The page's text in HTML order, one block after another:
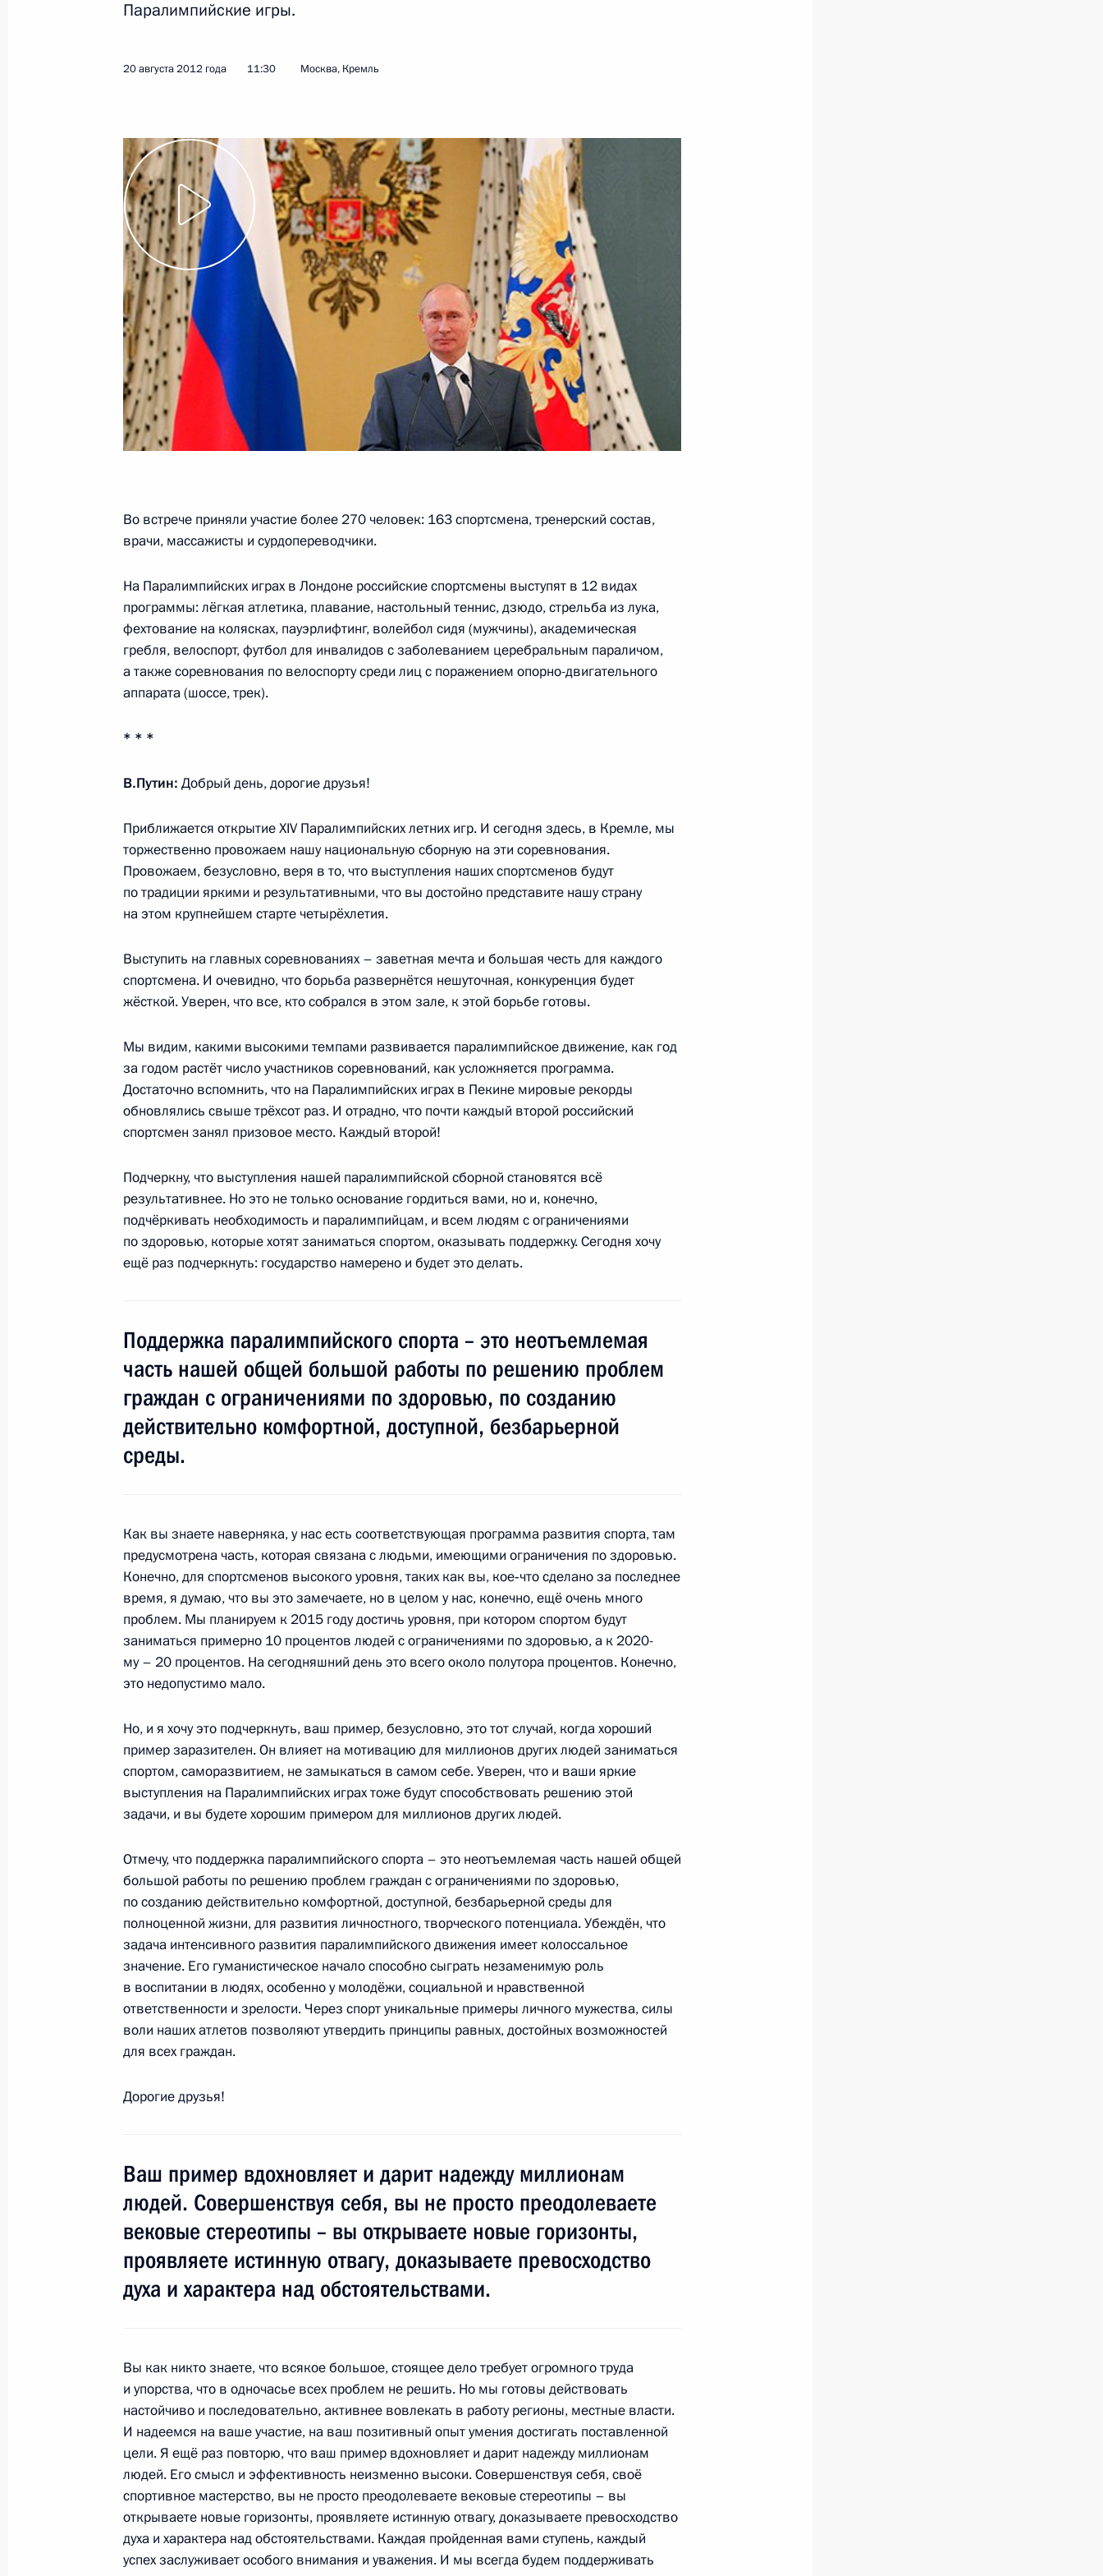
Рабочая встреча с Министром связи и массовых коммуникаций
Николаем Никифоровым
4 сентября 2012 года, 14:30 Московская область, Ново-Огарёво
Встреча с Главой Республики Марий Эл Леонидом Маркеловым
4 сентября 2012 года, 14:00 Московская область, Ново-Огарёво
3 сентября 2012 года, понедельник
Встреча с руководителями профсоюзных центров экономик –
членов АТЭС
3
2 сентября 2012 года, воскресенье
Торжества по случаю 200-летия Бородинского сражения
2 сентября 2012 года, 15:30 Московская область, Бородино
1 сентября 2012 года, суббота
В День знаний Владимир Путин посетил московскую школу
1 сентября 2012 года, 12:00 Москва
31 августа 2012 года, пятница
Рабочая встреча с вице-премьером Дмитрием Рогозиным
и главой Роскосмоса Владимиром Поповкиным
31 августа 2012 года, 17:00 Московская область, Ново-Огарёво
1
Владимир Путин провёл заседание Совета Безопасности
в расширенном составе
31 августа 2012 года, 15:00 Московская область, Ново-Огарёво
29 августа 2012 года, среда
В Кремле вручены государственные награды
29 августа 2012 года, 17:00 Москва, Кремль
6
28 августа 2012 года, вторник
Поездка в Татарстан
28 августа 2012 года, 20:30 Казань, Болгар, Свияжск
Александром Ткачёвым
27 августа 2012 года, 18:00 Сочи
25 августа 2012 года, суббота
Встреча с Президентом Украины Виктором Януковичем
24 августа 2012 года, пятница
Заседание Совета по межнациональным отношениям
Выступление на праздничном концерте по случаю 1000-летия
единения мордовского народа с народами Российского
государства
24 августа 2012 года, 18:15
2
Рабочая встреча с исполняющим обязанности губернатора
Рабочая встреча с директором Пограничной службы ФСБ России
Владимиром Проничевым
23 августа 2012 года, 12:30 Москва, Кремль
22 августа 2012 года, среда
Рабочая встреча с Министром финансов Антоном Силуановым
21 августа 2012 года, вторник
Рабочая встреча с губернатором Алтайского края Александром
Карлиным
3
Паралимпийские игры.
20 августа 2012 года 11:30 Москва, Кремль
Во встрече приняли участие более 270 человек: 163 спортсмена, тренерский состав,
врачи, массажисты и сурдопереводчики.
На Паралимпийских играх в Лондоне российские спортсмены выступят в 12 видах
программы: лёгкая атлетика, плавание, настольный теннис, дзюдо, стрельба из лука,
фехтование на колясках, пауэрлифтинг, волейбол сидя (мужчины), академическая
гребля, велоспорт, футбол для инвалидов с заболеванием церебральным параличом,
а также соревнования по велоспорту среди лиц с поражением опорно-двигательного
аппарата (шоссе, трек).
* * *
В.Путин: Добрый день, дорогие друзья!
Приближается открытие XIV Паралимпийских летних игр. И сегодня здесь, в Кремле, мы
торжественно провожаем нашу национальную сборную на эти соревнования.
Провожаем, безусловно, веря в то, что выступления наших спортсменов будут
по традиции яркими и результативными, что вы достойно представите нашу страну
на этом крупнейшем старте четырёхлетия.
Выступить на главных соревнованиях – заветная мечта и большая честь для каждого
спортсмена. И очевидно, что борьба развернётся нешуточная, конкуренция будет
жёсткой. Уверен, что все, кто собрался в этом зале, к этой борьбе готовы.
Мы видим, какими высокими темпами развивается паралимпийское движение, как год
за годом растёт число участников соревнований, как усложняется программа.
Достаточно вспомнить, что на Паралимпийских играх в Пекине мировые рекорды
обновлялись свыше трёхсот раз. И отрадно, что почти каждый второй российский
спортсмен занял призовое место. Каждый второй!
Подчеркну, что выступления нашей паралимпийской сборной становятся всё
результативнее. Но это не только основание гордиться вами, но и, конечно,
подчёркивать необходимость и паралимпийцам, и всем людям с ограничениями
по здоровью, которые хотят заниматься спортом, оказывать поддержку. Сегодня хочу
ещё раз подчеркнуть: государство намерено и будет это делать.
Поддержка паралимпийского спорта – это неотъемлемая
часть нашей общей большой работы по решению проблем
граждан с ограничениями по здоровью, по созданию
действительно комфортной, доступной, безбарьерной
среды.
Как вы знаете наверняка, у нас есть соответствующая программа развития спорта, там
предусмотрена часть, которая связана с людьми, имеющими ограничения по здоровью.
Конечно, для спортсменов высокого уровня, таких как вы, кое‑что сделано за последнее
время, я думаю, что вы это замечаете, но в целом у нас, конечно, ещё очень много
проблем. Мы планируем к 2015 году достичь уровня, при котором спортом будут
заниматься примерно 10 процентов людей с ограничениями по здоровью, а к 2020-
му – 20 процентов. На сегодняшний день это всего около полутора процентов. Конечно,
это недопустимо мало.
Но, и я хочу это подчеркнуть, ваш пример, безусловно, это тот случай, когда хороший
пример заразителен. Он влияет на мотивацию для миллионов других людей заниматься
спортом, саморазвитием, не замыкаться в самом себе. Уверен, что и ваши яркие
выступления на Паралимпийских играх тоже будут способствовать решению этой
задачи, и вы будете хорошим примером для миллионов других людей.
Отмечу, что поддержка паралимпийского спорта – это неотъемлемая часть нашей общей
большой работы по решению проблем граждан с ограничениями по здоровью,
по созданию действительно комфортной, доступной, безбарьерной среды для
полноценной жизни, для развития личностного, творческого потенциала. Убеждён, что
задача интенсивного развития паралимпийского движения имеет колоссальное
значение. Его гуманистическое начало способно сыграть незаменимую роль
в воспитании в людях, особенно у молодёжи, социальной и нравственной
ответственности и зрелости. Через спорт уникальные примеры личного мужества, силы
воли наших атлетов позволяют утвердить принципы равных, достойных возможностей
для всех граждан.
Дорогие друзья!
Ваш пример вдохновляет и дарит надежду миллионам
людей. Совершенствуя себя, вы не просто преодолеваете
вековые стереотипы – вы открываете новые горизонты,
проявляете истинную отвагу, доказываете превосходство
духа и характера над обстоятельствами.
Вы как никто знаете, что всякое большое, стоящее дело требует огромного труда
и упорства, что в одночасье всех проблем не решить. Но мы готовы действовать
настойчиво и последовательно, активнее вовлекать в работу регионы, местные власти.
И надеемся на ваше участие, на ваш позитивный опыт умения достигать поставленной
цели. Я ещё раз повторю, что ваш пример вдохновляет и дарит надежду миллионам
людей. Его смысл и эффективность неизменно высоки. Совершенствуя себя, своё
спортивное мастерство, вы не просто преодолеваете вековые стереотипы – вы
открываете новые горизонты, проявляете истинную отвагу, доказываете превосходство
духа и характера над обстоятельствами. Каждая пройденная вами ступень, каждый
успех заслуживает особого внимания и уважения. И мы всегда будем поддерживать